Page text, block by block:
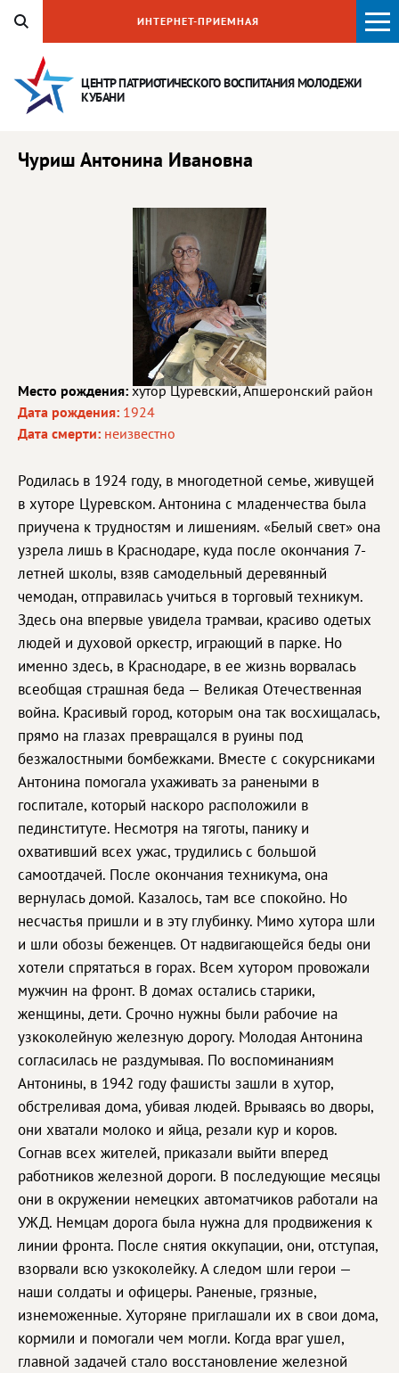
ЦЕНТР ПАТРИОТИЧЕСКОГО ВОСПИТАНИЯМОЛОДЕЖИ
КУБАНИ
ИНТЕРНЕТ-ПРИЕМНАЯ
Чуриш Антонина Ивановна
Место рождения: хутор Цуревский, Апшеронский район
Дата рождения: 1924
Дата смерти: неизвестно
Родилась в 1924 году, в многодетной семье, живущей
в хуторе Цуревском. Антонина с младенчества была
приучена к трудностям и лишениям. «Белый свет» она
узрела лишь в Краснодаре, куда после окончания 7-
летней школы, взяв самодельный деревянный
чемодан, отправилась учиться в торговый техникум.
Здесь она впервые увидела трамваи, красиво одетых
людей и духовой оркестр, играющий в парке. Но
именно здесь, в Краснодаре, в ее жизнь ворвалась
всеобщая страшная беда — Великая Отечественная
война. Красивый город, которым она так восхищалась,
прямо на глазах превращался в руины под
безжалостными бомбежками. Вместе с сокурсниками
Антонина помогала ухаживать за ранеными в
госпитале, который наскоро расположили в
пединституте. Несмотря на тяготы, панику и
охвативший всех ужас, трудились с большой
самоотдачей. После окончания техникума, она
вернулась домой. Казалось, там все спокойно. Но
несчастья пришли и в эту глубинку. Мимо хутора шли
и шли обозы беженцев. От надвигающейся беды они
хотели спрятаться в горах. Всем хутором провожали
мужчин на фронт. В домах остались старики,
женщины, дети. Срочно нужны были рабочие на
узкоколейную железную дорогу. Молодая Антонина
согласилась не раздумывая. По воспоминаниям
Антонины, в 1942 году фашисты зашли в хутор,
обстреливая дома, убивая людей. Врываясь во дворы,
они хватали молоко и яйца, резали кур и коров.
Согнав всех жителей, приказали выйти вперед
работников железной дороги. В последующие месяцы
они в окружении немецких автоматчиков работали на
УЖД. Немцам дорога была нужна для продвижения к
линии фронта. После снятия оккупации, они, отступая,
взорвали всю узкоколейку. А следом шли герои —
наши солдаты и офицеры. Раненые, грязные,
изнеможенные. Хуторяне приглашали их в свои дома,
кормили и помогали чем могли. Когда враг ушел,
главной задачей стало восстановление железной